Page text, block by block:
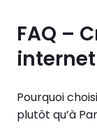
FAQ –
Pourquoi
plutôt qu’à